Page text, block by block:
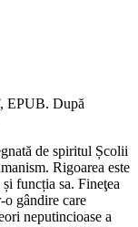
EPUB. După
de spiritul Școlii
Rigoarea este
funcția sa. Fineţea
o gândire care
neputincioase a